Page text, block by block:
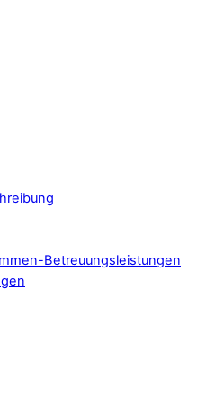
Betreuungsleistungen